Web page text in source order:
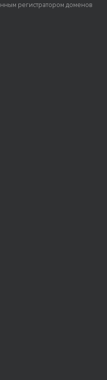
регистратором доменов